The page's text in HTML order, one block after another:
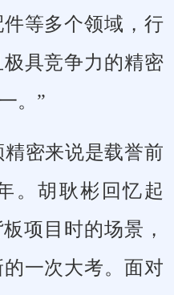
等多个领域，行
具竞争力的精密
。”
精密来说是载誉前
。胡耿彬回忆起
项目时的场景，
一次大考。面对